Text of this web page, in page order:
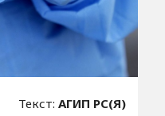
Текст:АГИП РС(Я)